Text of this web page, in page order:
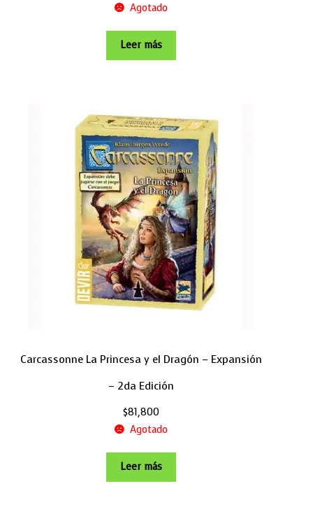
Agotado
Leer más
Carcassonne La Princesa y el Dragón – Expansión
– 2da Edición
$81,800
Agotado
Leer más